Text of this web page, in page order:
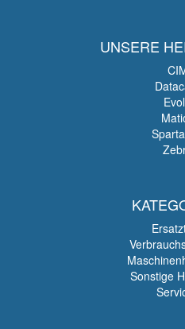
UNSERE
Sonstige